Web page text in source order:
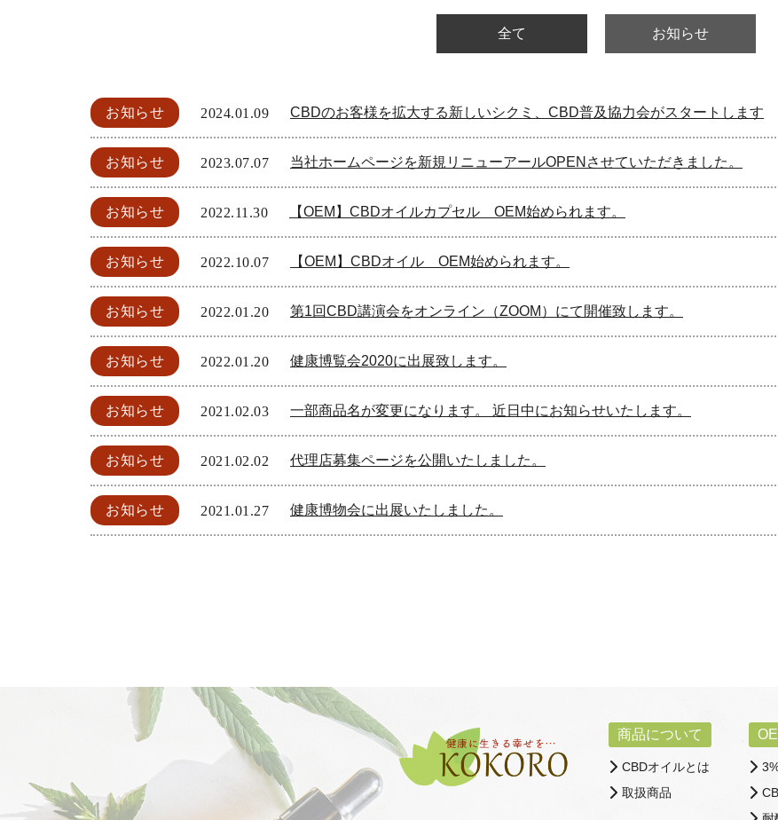
全て お知らせ
お知らせ 2024.01.09 CBDのお客様を拡大する新しいシクミ、CBD普及協力会がスタートします
お知らせ 2023.07.07 当社ホームページを新規リニューアールOPENさせていただきました。
お知らせ 2022.11.30 【OEM】CBDオイルカプセル OEM始められます。
お知らせ 2022.10.07 【OEM】CBDオイル OEM始められます。
お知らせ 2022.01.20 第1回CBD講演会をオンライン（ZOOM）にて開催致します。
お知らせ 2022.01.20 健康博覧会2020に出展致します。
お知らせ 2021.02.03 一部商品名が変更になります。 近日中にお知らせいたします。
お知らせ 2021.02.02 代理店募集ページを公開いたしました。
お知らせ 2021.01.27 健康博物会に出展いたしました。
商品について
CBDオイルとは
取扱商品